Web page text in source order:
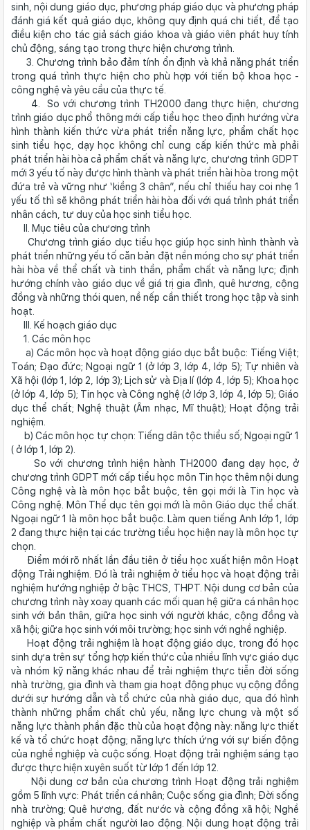
sinh, nội dung giáo dục, phương pháp giáo dục và phương pháp
đánh giá kết quả giáo dục, không quy định quá chi tiết, để tạo
điều kiện cho tác giả sách giáo khoa và giáo viên phát huy tính
chủ động, sáng tạo trong thực hiện chương trình.
3. Chương trình bảo đảm tính ổn định và khả năng phát triển
trong quá trình thực hiện cho phù hợp với tiến bộ khoa học -
công nghệ và yêu cầu của thực tế.
4. So với chương trình TH2000 đang thực hiện, chương
trình giáo dục phổ thông mới cấp tiểu học theo định hướng vừa
hình thành kiến thức vừa phát triển năng lực, phẩm chất học
sinh tiểu học, dạy học không chỉ cung cấp kiến thức mà phải
phát triển hài hòa cả phẩm chất và năng lực, chương trình GDPT
mới 3 yếu tố này được hình thành và phát triển hài hòa trong một
đứa trẻ và vững như ‘kiềng 3 chân”, nếu chỉ thiếu hay coi nhẹ 1
yếu tố thì sẽ không phát triển hài hòa đối với quá trình phát triển
nhân cách, tư duy của học sinh tiểu học.
II. Mục tiêu của chương trình
Chương trình giáo dục tiểu học giúp học sinh hình thành và
phát triển những yếu tố căn bản đặt nền móng cho sự phát triển
hài hòa về thể chất và tinh thần, phẩm chất và năng lực; định
hướng chính vào giáo dục về giá trị gia đình, quê hương, cộng
đồng và những thói quen, nề nếp cần thiết trong học tập và sinh
hoạt.
III. Kế hoạch giáo dục
1. Các môn học
a) Các môn học và hoạt động giáo dục bắt buộc: Tiếng Việt;
Toán; Đạo đức; Ngoại ngữ 1 (ở lớp 3, lớp 4, lớp 5); Tự nhiên và
Xã hội (lớp 1, lớp 2, lớp 3); Lịch sử và Địa lí (lớp 4, lớp 5); Khoa học
(ở lớp 4, lớp 5); Tin học và Công nghệ (ở lớp 3, lớp 4, lớp 5); Giáo
dục thể chất; Nghệ thuật (Âm nhạc, Mĩ thuật); Hoạt động trải
nghiệm.
b) Các môn học tự chọn: Tiếng dân tộc thiểu số; Ngoại ngữ 1
( ở lớp 1, lớp 2).
So với chương trình hiện hành TH2000 đang dạy học, ở
chương trình GDPT mới cấp tiểu học môn Tin học thêm nội dung
Công nghệ và là môn học bắt buộc, tên gọi mới là Tin học và
Công nghệ. Môn Thể dục tên gọi mới là môn Giáo dục thể chất.
Ngoại ngữ 1 là môn học bắt buộc. Làm quen tiếng Anh lớp 1, lớp
2 đang thực hiện tại các trường tiểu học hiện nay là môn học tự
chọn.
Điểm mới rõ nhất lần đầu tiên ở tiểu học xuất hiện môn Hoạt
động Trải nghiệm. Đó là trải nghiệm ở tiểu học và hoạt động trải
nghiệm hướng nghiệp ở bậc THCS, THPT. Nội dung cơ bản của
chương trình này xoay quanh các mối quan hệ giữa cá nhân học
sinh với bản thân, giữa học sinh với người khác, cộng đồng và
xã hội; giữa học sinh với môi trường; học sinh với nghề nghiệp.
Hoạt động trải nghiệm là hoạt động giáo dục, trong đó học
sinh dựa trên sự tổng hợp kiến thức của nhiều lĩnh vực giáo dục
và nhóm kỹ năng khác nhau để trải nghiệm thực tiễn đời sống
nhà trường, gia đình và tham gia hoạt động phục vụ cộng đồng
dưới sự hướng dẫn và tổ chức của nhà giáo dục, qua đó hình
thành những phẩm chất chủ yếu, năng lực chung và một số
năng lực thành phần đặc thù của hoạt động này: năng lực thiết
kế và tổ chức hoạt động; năng lực thích ứng với sự biến động
của nghề nghiệp và cuộc sống. Hoạt động trải nghiệm sáng tạo
được thực hiện xuyên suốt từ lớp 1 đến lớp 12.
Nội dung cơ bản của chương trình Hoạt động trải nghiệm
gồm 5 lĩnh vực: Phát triển cá nhân; Cuộc sống gia đình; Đời sống
nhà trường; Quê hương, đất nước và cộng đồng xã hội; Nghề
nghiệp và phẩm chất người lao động. Nội dung hoạt động trải